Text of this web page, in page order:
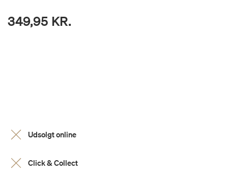
349,95 KR.
Udsolgt online
Click & Collect